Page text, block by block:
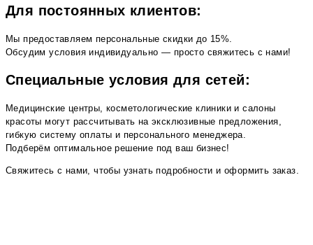
Для постоянных клиентов:
Мы предоставляем персональные скидки до 15%.
Обсудим условия индивидуально — просто свяжитесь с нами!
Специальные условия для сетей:
Медицинские центры, косметологические клиники и салоны
красоты могут рассчитывать на эксклюзивные предложения,
гибкую систему оплаты и персонального менеджера.
Подберём оптимальное решение под ваш бизнес!
Свяжитесь с нами, чтобы узнать подробности и оформить заказ.